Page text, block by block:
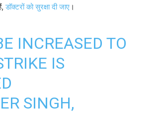
डॉक्टरों को सुरक्षा दी जाए ।
INCREASED TO
IS
SINGH,